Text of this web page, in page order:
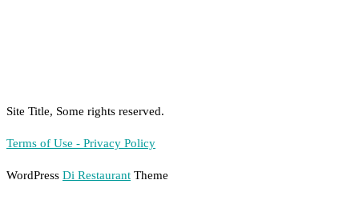
Site Title, Some rights reserved.
Terms of Use - Privacy Policy
WordPress Di Restaurant Theme